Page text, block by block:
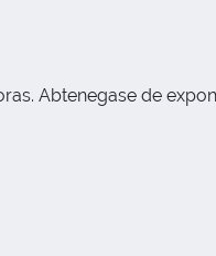
Abtenegase de